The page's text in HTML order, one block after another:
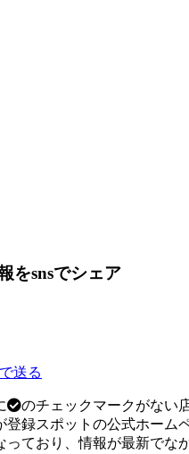
をsnsでシェア
送る
のチェックマークがない
登録スポットの公式ホーム
っており、情報が最新でな